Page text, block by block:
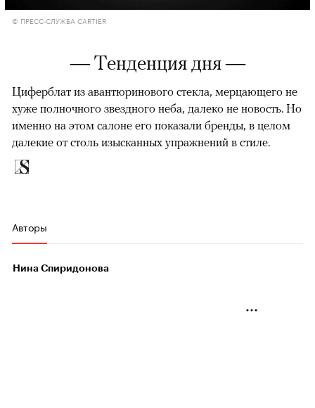
© ПРЕСС-СЛУЖБА CARTIER
— Тенденция дня —
Циферблат из авантюринового стекла, мерцающего не
хуже полночного звездного неба, далеко не новость. Но
именно на этом салоне его показали бренды, в целом
далекие от столь изысканных упражнений в стиле.
Авторы
Нина Спиридонова